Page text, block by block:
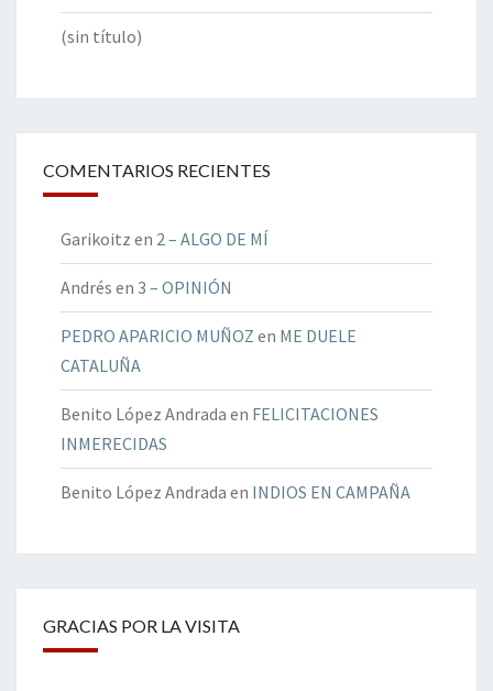
(sin título)
COMENTARIOS RECIENTES
Garikoitz en 2 – ALGO DE MÍ
Andrés en 3 – OPINIÓN
PEDRO APARICIO MUÑOZ en ME DUELE
CATALUÑA
Benito López Andrada en FELICITACIONES
INMERECIDAS
Benito López Andrada en INDIOS EN CAMPAÑA
GRACIAS POR LA VISITA